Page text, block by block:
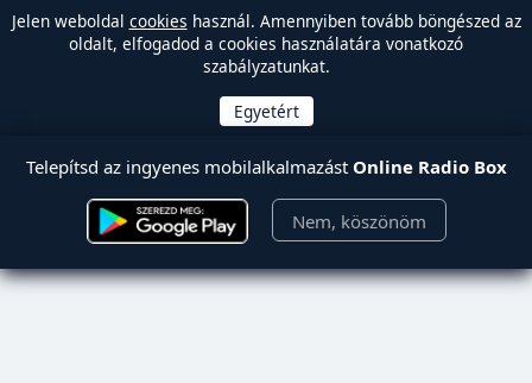
Jelen weboldal cookies használ. Amennyiben tovább böngészed az
oldalt, elfogadod a cookies használatára vonatkozó
szabályzatunkat.
Telepítsd az ingyenes mobilalkalmazást Online Radio Box
Nem, köszönöm